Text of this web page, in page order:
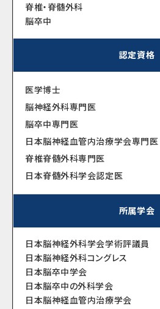
脊椎・脊髄外科
脳卒中
認定資格
医学博士
脳神経外科専門医
脳卒中専門医
日本脳神経血管内治療学会専門医
脊椎脊髄外科専門医
日本脊髄外科学会認定医
所属学会
日本脳神経外科学会学術評議員
日本脳神経外科コングレス
日本脳卒中学会
日本脳卒中の外科学会
日本脳神経血管内治療学会